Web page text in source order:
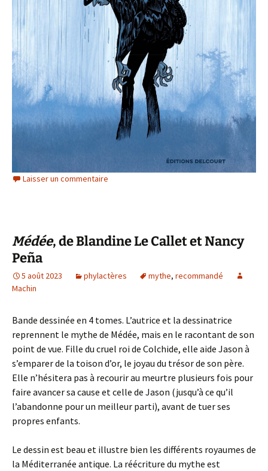
Laisser un commentaire
Médée, de Blandine Le Callet et Nancy
Peña
5 août 2023 phylactères mythe, recommandé
Machin
Bande dessinée en 4 tomes. L’autrice et la dessinatrice
reprennent le mythe de Médée, mais en le racontant de son
point de vue. Fille du cruel roi de Colchide, elle aide Jason à
s’emparer de la toison d’or, le joyau du trésor de son père.
Elle n’hésitera pas à recourir au meurtre plusieurs fois pour
faire avancer sa cause et celle de Jason (jusqu’à ce qu’il
l’abandonne pour un meilleur parti), avant de tuer ses
propres enfants.
Le dessin est beau et illustre bien les différents royaumes de
la Méditerranée antique. La réécriture du mythe est